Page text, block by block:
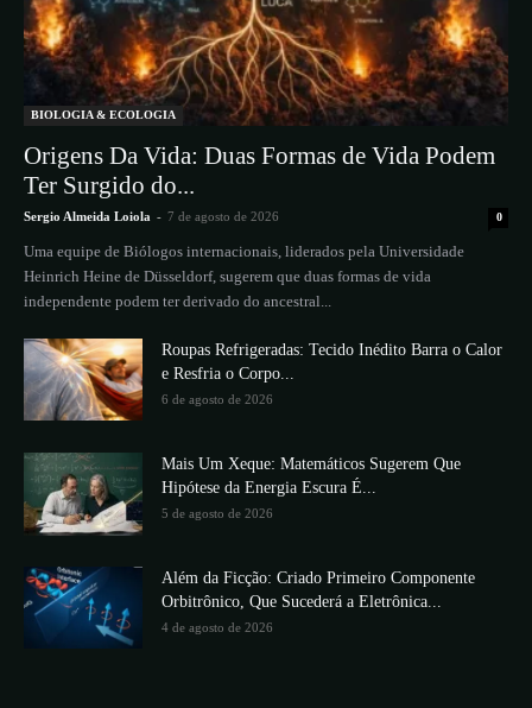
BIOLOGIA & ECOLOGIA
Origens Da Vida: Duas Formas de Vida Podem
Ter Surgido do...
Sergio Almeida Loiola - 7 de agosto de 2026 0
Uma equipe de Biólogos internacionais, liderados pela Universidade
Heinrich Heine de Düsseldorf, sugerem que duas formas de vida
independente podem ter derivado do ancestral...
Roupas Refrigeradas: Tecido Inédito Barra o Calor
e Resfria o Corpo...
6 de agosto de 2026
Mais Um Xeque: Matemáticos Sugerem Que
Hipótese da Energia Escura É...
5 de agosto de 2026
Além da Ficção: Criado Primeiro Componente
Orbitrônico, Que Sucederá a Eletrônica...
4 de agosto de 2026